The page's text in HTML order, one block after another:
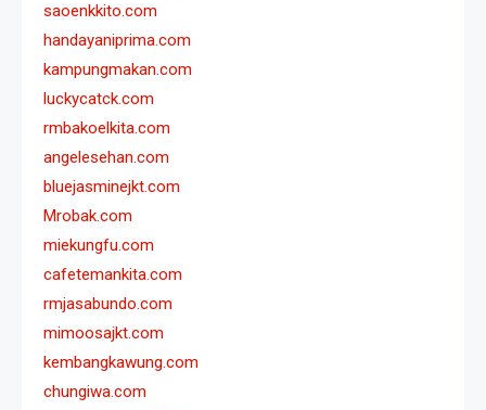
saoenkkito.com
handayaniprima.com
kampungmakan.com
luckycatck.com
rmbakoelkita.com
angelesehan.com
bluejasminejkt.com
Mrobak.com
miekungfu.com
cafetemankita.com
rmjasabundo.com
mimoosajkt.com
kembangkawung.com
chungiwa.com